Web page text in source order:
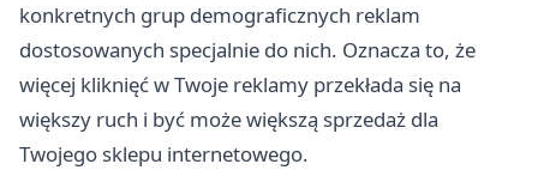
konkretnych grup demograficznych reklam
dostosowanych specjalnie do nich. Oznacza to, że
więcej kliknięć w Twoje reklamy przekłada się na
większy ruch i być może większą sprzedaż dla
Twojego sklepu internetowego.